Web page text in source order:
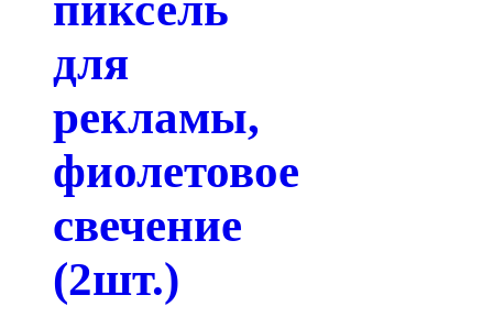
для
рекламы,
фиолетовое
свечение
(2шт.)